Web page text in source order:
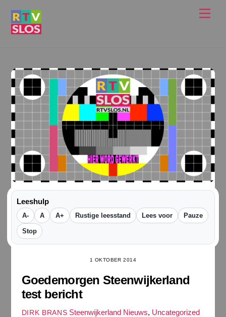
Leeshulp
A- A A+ Rustige leesstand Lees voor Pauze
Stop
1 OKTOBER 2014
Goedemorgen Steenwijkerland
test bericht
DIRK BRANS Steenwijkerland Nieuws, Uncategorized